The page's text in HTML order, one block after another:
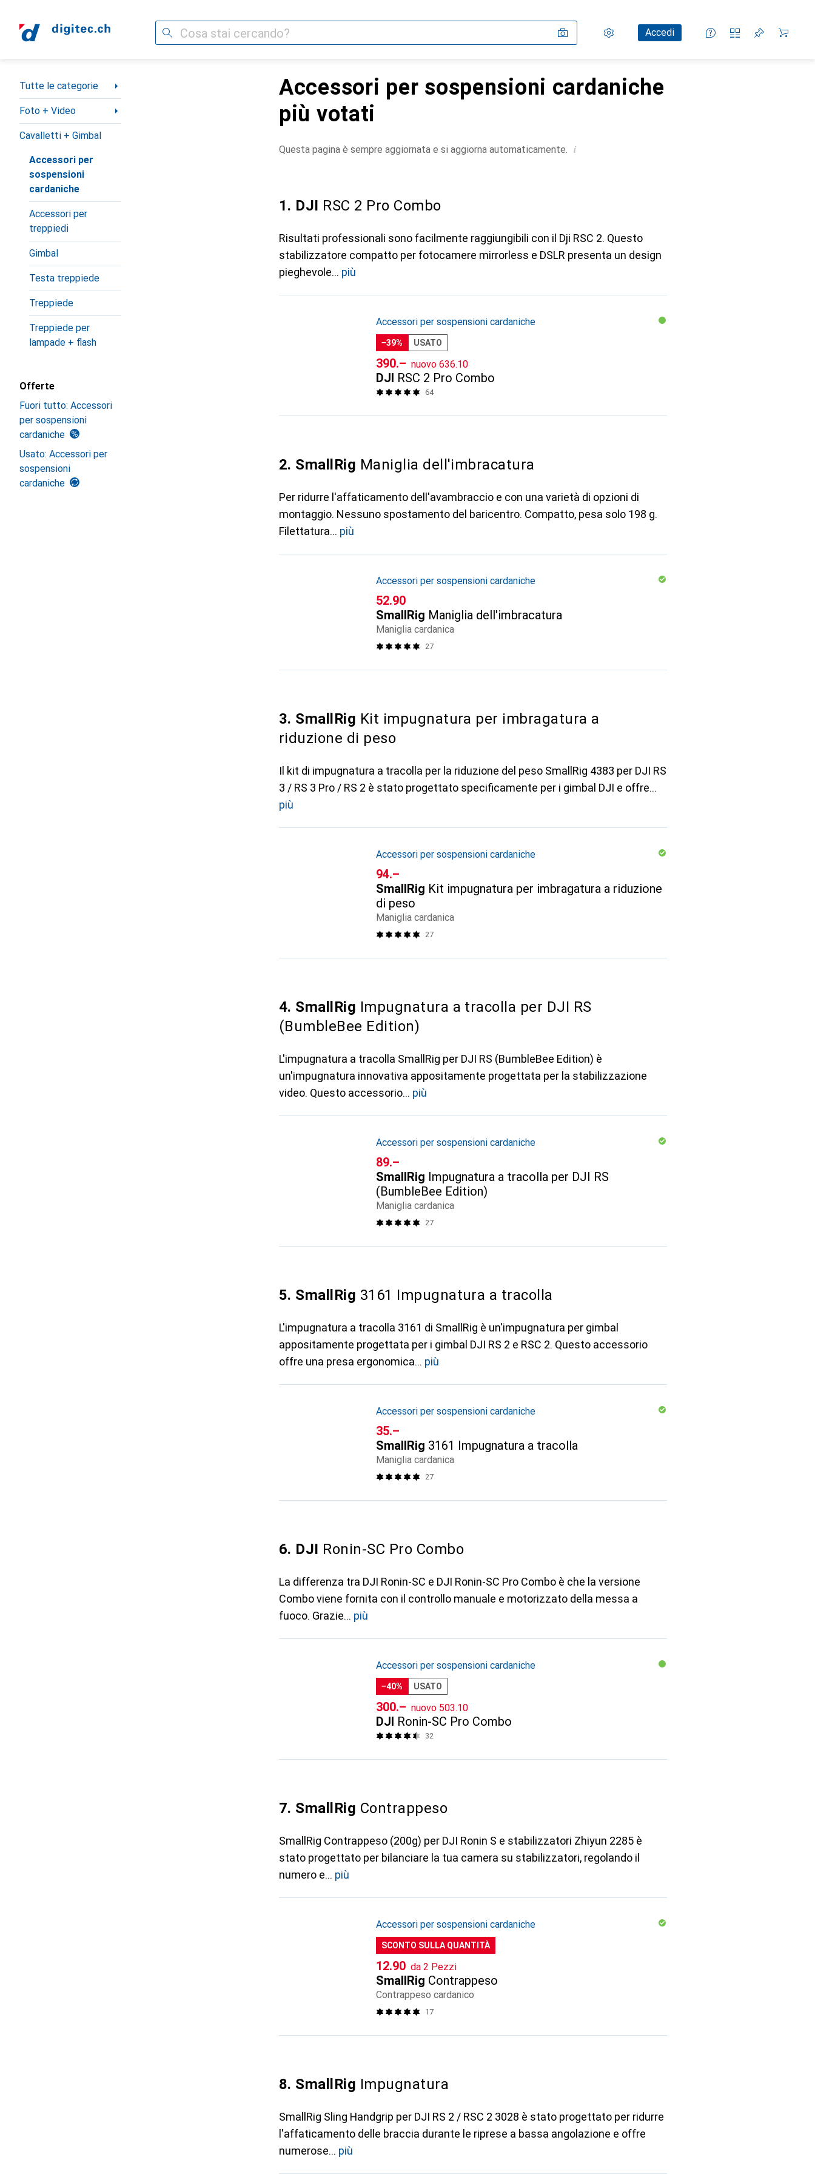
Cerca Impostazioni
Conto clienteAccedi
Liste di confronto
Liste dei desideri
Carrello
Categoria Navigazione
Tutte le categorie
Foto + Video
Cavalletti + Gimbal
Accessori per
sospensioni
cardaniche
Accessori per
treppiedi
Gimbal
Testa treppiede
Treppiede
Treppiede per
lampade + flash
Offerte
Fuori tutto: Accessori
per sospensioni
cardaniche
Usato: Accessori per
sospensioni
cardaniche
Accessori per sospensioni cardaniche
più votati
Questa pagina è sempre aggiornata e si aggiorna automaticamente. i
1. DJI RSC 2 Pro Combo
Risultati professionali sono facilmente raggiungibili con il Dji RSC 2. Questo
stabilizzatore compatto per fotocamere mirrorless e DSLR presenta un design
pieghevole
più
Accessori per sospensioni cardaniche
−39% USATO
CHF
390.– nuovo CHF
636.10
DJI RSC 2 Pro Combo
64
2. SmallRig Maniglia dell'imbracatura
Per ridurre l'affaticamento dell'avambraccio e con una varietà di opzioni di
montaggio. Nessuno spostamento del baricentro. Compatto, pesa solo 198 g.
Filettatura
più
Accessori per sospensioni cardaniche
CHF
52.90
SmallRig Maniglia dell'imbracatura
Maniglia cardanica
27
3. SmallRig Kit impugnatura per imbragatura a
riduzione di peso
Il kit di impugnatura a tracolla per la riduzione del peso SmallRig 4383 per DJI RS
3 / RS 3 Pro / RS 2 è stato progettato specificamente per i gimbal DJI e offre
più
Accessori per sospensioni cardaniche
CHF
94.–
SmallRig Kit impugnatura per imbragatura a riduzione
di peso
Maniglia cardanica
27
4. SmallRig Impugnatura a tracolla per DJI RS
(BumbleBee Edition)
L'impugnatura a tracolla SmallRig per DJI RS (BumbleBee Edition) è
un'impugnatura innovativa appositamente progettata per la stabilizzazione
video. Questo accessorio
più
Accessori per sospensioni cardaniche
CHF
89.–
SmallRig Impugnatura a tracolla per DJI RS
(BumbleBee Edition)
Maniglia cardanica
27
5. SmallRig 3161 Impugnatura a tracolla
L'impugnatura a tracolla 3161 di SmallRig è un'impugnatura per gimbal
appositamente progettata per i gimbal DJI RS 2 e RSC 2. Questo accessorio
offre una presa ergonomica
più
Accessori per sospensioni cardaniche
CHF
35.–
SmallRig 3161 Impugnatura a tracolla
Maniglia cardanica
27
6. DJI Ronin-SC Pro Combo
La differenza tra DJI Ronin-SC e DJI Ronin-SC Pro Combo è che la versione
Combo viene fornita con il controllo manuale e motorizzato della messa a
fuoco. Grazie
più
Accessori per sospensioni cardaniche
−40% USATO
CHF
300.– nuovo CHF
503.10
DJI Ronin-SC Pro Combo
32
7. SmallRig Contrappeso
SmallRig Contrappeso (200g) per DJI Ronin S e stabilizzatori Zhiyun 2285 è
stato progettato per bilanciare la tua camera su stabilizzatori, regolando il
numero e
più
Accessori per sospensioni cardaniche
SCONTO SULLA QUANTITÀ
CHF
12.90 da 2 Pezzi
SmallRig Contrappeso
Contrappeso cardanico
17
8. SmallRig Impugnatura
SmallRig Sling Handgrip per DJI RS 2 / RSC 2 3028 è stato progettato per ridurre
l'affaticamento delle braccia durante le riprese a bassa angolazione e offre
numerose
più